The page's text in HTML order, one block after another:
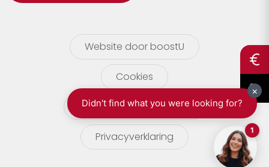
Zoersel
Website door boostU
Cookies
gebruikersvoorwaarden
Privacyverklaring